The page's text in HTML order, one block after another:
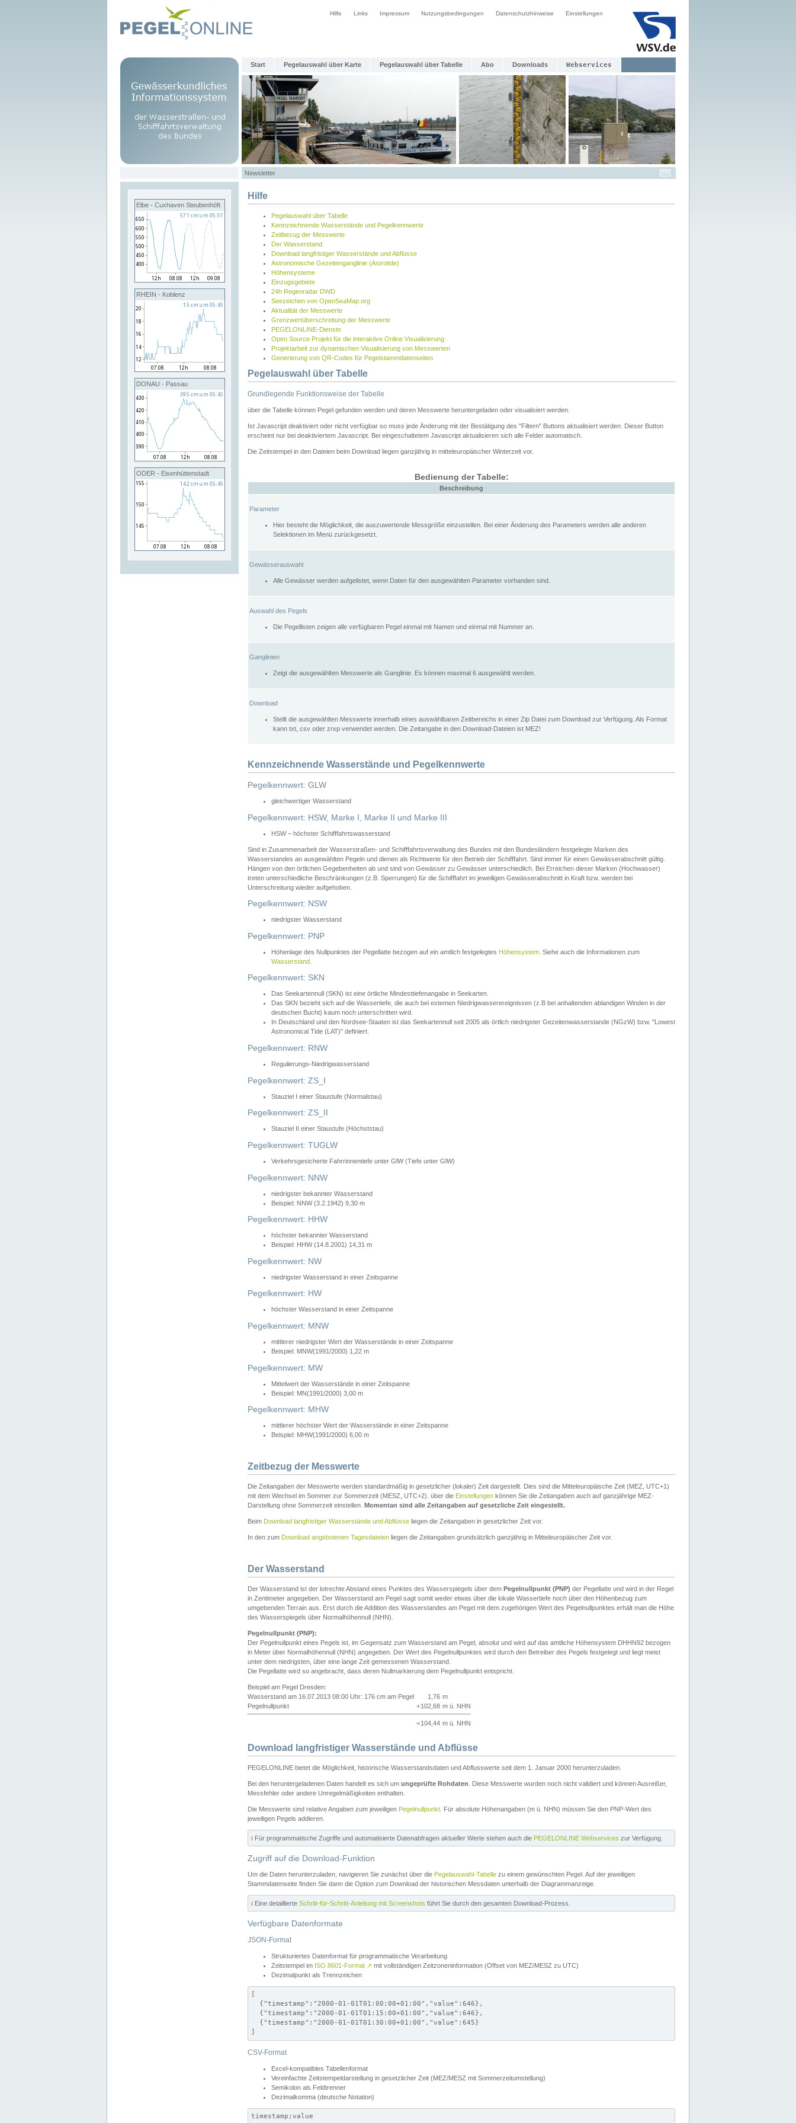
Hilfe Links Impressum Nutzungsbedingungen Datenschutzhinweise Einstellungen
Start Pegelauswahl über Karte Pegelauswahl über Tabelle Abo Downloads Webservices
Newsletter
Elbe - Cuxhaven Steubenhöft
RHEIN - Koblenz
DONAU - Passau
ODER - Eisenhüttenstadt
Hilfe
Pegelauswahl über Tabelle
Kennzeichnende Wasserstände und Pegelkennwerte
Zeitbezug der Messwerte
Der Wasserstand
Download langfristiger Wasserstände und Abflüsse
Astronomische Gezeitenganglinie (Astrotide)
Höhensysteme
Einzugsgebiete
24h Regenradar DWD
Seezeichen von OpenSeaMap.org
Aktualität der Messwerte
Grenzwertüberschreitung der Messwerte
PEGELONLINE-Dienste
Open Source Projekt für die interaktive Online Visualisierung
Projektarbeit zur dynamischen Visualisierung von Messwerten
Generierung von QR-Codes für Pegelstammdatenseiten
Pegelauswahl über Tabelle
Grundlegende Funktionsweise der Tabelle
über die Tabelle können Pegel gefunden werden und deren Messwerte heruntergeladen oder visualisiert werden.
Ist Javascript deaktiviert oder nicht verfügbar so muss jede Änderung mit der Bestätigung des "Filtern" Buttons aktualisiert werden. Dieser Button
erscheint nur bei deaktiviertem Javascript. Bei eingeschaltetem Javascript aktualisieren sich alle Felder automatisch.
Die Zeitstempel in den Dateien beim Download liegen ganzjährig in mitteleuropäischer Winterzeit vor.
Bedienung der Tabelle:
Beschreibung
Parameter
Hier besteht die Möglichkeit, die auszuwertende Messgröße einzustellen. Bei einer Änderung des Parameters werden alle anderen
Selektionen im Menü zurückgesetzt.
Gewässerauswahl
Alle Gewässer werden aufgelistet, wenn Daten für den ausgewählten Parameter vorhanden sind.
Auswahl des Pegels
Die Pegellisten zeigen alle verfügbaren Pegel einmal mit Namen und einmal mit Nummer an.
Ganglinien
Zeigt die ausgewählten Messwerte als Ganglinie. Es können maximal 6 ausgewählt werden.
Download
Stellt die ausgewählten Messwerte innerhalb eines auswählbaren Zeitbereichs in einer Zip Datei zum Download zur Verfügung. Als Format
kann txt, csv oder zrxp verwendet werden. Die Zeitangabe in den Download-Dateien ist MEZ!
Kennzeichnende Wasserstände und Pegelkennwerte
Pegelkennwert: GLW
gleichwertiger Wasserstand
Pegelkennwert: HSW, Marke I, Marke II und Marke III
HSW – höchster Schifffahrtswasserstand
Sind in Zusammenarbeit der Wasserstraßen- und Schifffahrtsverwaltung des Bundes mit den Bundesländern festgelegte Marken des
Wasserstandes an ausgewählten Pegeln und dienen als Richtwerte für den Betrieb der Schifffahrt. Sind immer für einen Gewässerabschnitt gültig.
Hängen von den örtlichen Gegebenheiten ab und sind von Gewässer zu Gewässer unterschiedlich. Bei Erreichen dieser Marken (Hochwasser)
treten unterschiedliche Beschränkungen (z.B. Sperrungen) für die Schifffahrt im jeweiligen Gewässerabschnitt in Kraft bzw. werden bei
Unterschreitung wieder aufgehoben.
Pegelkennwert: NSW
niedrigster Wasserstand
Pegelkennwert: PNP
Höhenlage des Nullpunktes der Pegellatte bezogen auf ein amtlich festgelegtes Höhensystem . Siehe auch die Informationen zum
Wasserstand
Pegelkennwert: SKN
Das Seekartennull (SKN) ist eine örtliche Mindesttiefenangabe in Seekarten.
Das SKN bezieht sich auf die Wassertiefe, die auch bei extemen Niedrigwasserereignissen (z.B bei anhaltenden ablandigen Winden in der
deutschen Bucht) kaum noch unterschritten wird.
In Deutschland und den Nordsee-Staaten ist das Seekartennull seit 2005 als örtlich niedrigster Gezeitenwasserstande (NGzW) bzw. "Lowest
Astronomical Tide (LAT)" definiert.
Pegelkennwert: RNW
Regulierungs-Niedrigwasserstand
Pegelkennwert: ZS_I
Stauziel I einer Staustufe (Normalstau)
Pegelkennwert: ZS_II
Stauziel II einer Staustufe (Höchststau)
Pegelkennwert: TUGLW
Verkehrsgesicherte Fahrrinnentiefe unter GlW (Tiefe unter GlW)
Pegelkennwert: NNW
niedrigster bekannter Wasserstand
Beispiel: NNW (3.2.1942) 9,30 m
Pegelkennwert: HHW
höchster bekannter Wasserstand
Beispiel: HHW (14.8.2001) 14,31 m
Pegelkennwert: NW
niedrigster Wasserstand in einer Zeitspanne
Pegelkennwert: HW
höchster Wasserstand in einer Zeitspanne
Pegelkennwert: MNW
mittlerer niedrigster Wert der Wasserstände in einer Zeitspanne
Beispiel: MNW(1991/2000) 1,22 m
Pegelkennwert: MW
Mittelwert der Wasserstände in einer Zeitspanne
Beispiel: MN(1991/2000) 3,00 m
Pegelkennwert: MHW
mittlerer höchster Wert der Wasserstände in einer Zeitspanne
Beispiel: MHW(1991/2000) 6,00 m
Zeitbezug der Messwerte
Die Zeitangaben der Messwerte werden standardmäßig in gesetzlicher (lokaler) Zeit dargestellt. Dies sind die Mitteleuropäische Zeit (MEZ, UTC+1)
mit dem Wechsel im Sommer zur Sommerzeit (MESZ, UTC+2). über die Einstellungen können Sie die Zeitangaben auch auf ganzjährige MEZ-
Darstellung ohne Sommerzeit einstellen. Momentan sind alle Zeitangaben auf gesetzliche Zeit eingestellt.
Beim Download langfristiger Wasserstände und Abflüsse liegen die Zeitangaben in gesetzlicher Zeit vor.
In den zum Download angebotenen Tagesdateien liegen die Zeitangaben grundsätzlich ganzjährig in Mitteleuropäischer Zeit vor.
Der Wasserstand
Der Wasserstand ist der lotrechte Abstand eines Punktes des Wasserspiegels über dem Pegelnullpunkt (PNP) der Pegellatte und wird in der Regel
in Zentimeter angegeben. Der Wasserstand am Pegel sagt somit weder etwas über die lokale Wassertiefe noch über den Höhenbezug zum
umgebenden Terrain aus. Erst durch die Addition des Wasserstandes am Pegel mit dem zugehörigen Wert des Pegelnullpunktes erhält man die Höhe
des Wasserspiegels über Normalhöhennull (NHN).
Pegelnullpunkt (PNP):
Der Pegelnullpunkt eines Pegels ist, im Gegensatz zum Wasserstand am Pegel, absolut und wird auf das amtliche Höhensystem DHHN92 bezogen
in Meter über Normalhöhennull (NHN) angegeben. Der Wert des Pegelnullpunktes wird durch den Betreiber des Pegels festgelegt und liegt meist
unter dem niedrigsten, über eine lange Zeit gemessenen Wasserstand.
Die Pegellatte wird so angebracht, dass deren Nullmarkierung dem Pegelnullpunkt entspricht.
Beispiel am Pegel Dresden:
Wasserstand am 16.07.2013 08:00 Uhr: 176 cm am Pegel
1,76 m
Pegelnullpunkt
+102,68 m ü. NHN
=104,44 m ü. NHN
Download langfristiger Wasserstände und Abflüsse
PEGELONLINE bietet die Möglichkeit, historische Wasserstandsdaten und Abflusswerte seit dem 1. Januar 2000 herunterzuladen.
Bei den heruntergeladenen Daten handelt es sich um ungeprüfte Rohdaten . Diese Messwerte wurden noch nicht validiert und können Ausreißer,
Messfehler oder andere Unregelmäßigkeiten enthalten.
Die Messwerte sind relative Angaben zum jeweiligen Pegelnullpunkt . Für absolute Höhenangaben (m ü. NHN) müssen Sie den PNP-Wert des
jeweiligen Pegels addieren.
ℹ️ Für programmatische Zugriffe und automatisierte Datenabfragen aktueller Werte stehen auch die PEGELONLINE Webservices zur Verfügung.
Zugriff auf die Download-Funktion
Um die Daten herunterzuladen, navigieren Sie zunächst über die Pegelauswahl-Tabelle zu einem gewünschten Pegel. Auf der jeweiligen
Stammdatenseite finden Sie dann die Option zum Download der historischen Messdaten unterhalb der Diagrammanzeige.
ℹ️ Eine detaillierte Schritt-für-Schritt-Anleitung mit Screenshots führt Sie durch den gesamten Download-Prozess.
Verfügbare Datenformate
JSON-Format
Strukturiertes Datenformat für programmatische Verarbeitung
Zeitstempel im ISO 8601-Format ↗ mit vollständigen Zeitzoneninformation (Offset von MEZ/MESZ zu UTC)
Dezimalpunkt als Trennzeichen
[
  {"timestamp":"2000-01-01T01:00:00+01:00","value":646},
  {"timestamp":"2000-01-01T01:15:00+01:00","value":646},
  {"timestamp":"2000-01-01T01:30:00+01:00","value":645}
]
CSV-Format
Excel-kompatibles Tabellenformat
Vereinfachte Zeitstempeldarstellung in gesetzlicher Zeit (MEZ/MESZ mit Sommerzeitumstellung)
Semikolon als Feldtrenner
Dezimalkomma (deutsche Notation)
timestamp;value